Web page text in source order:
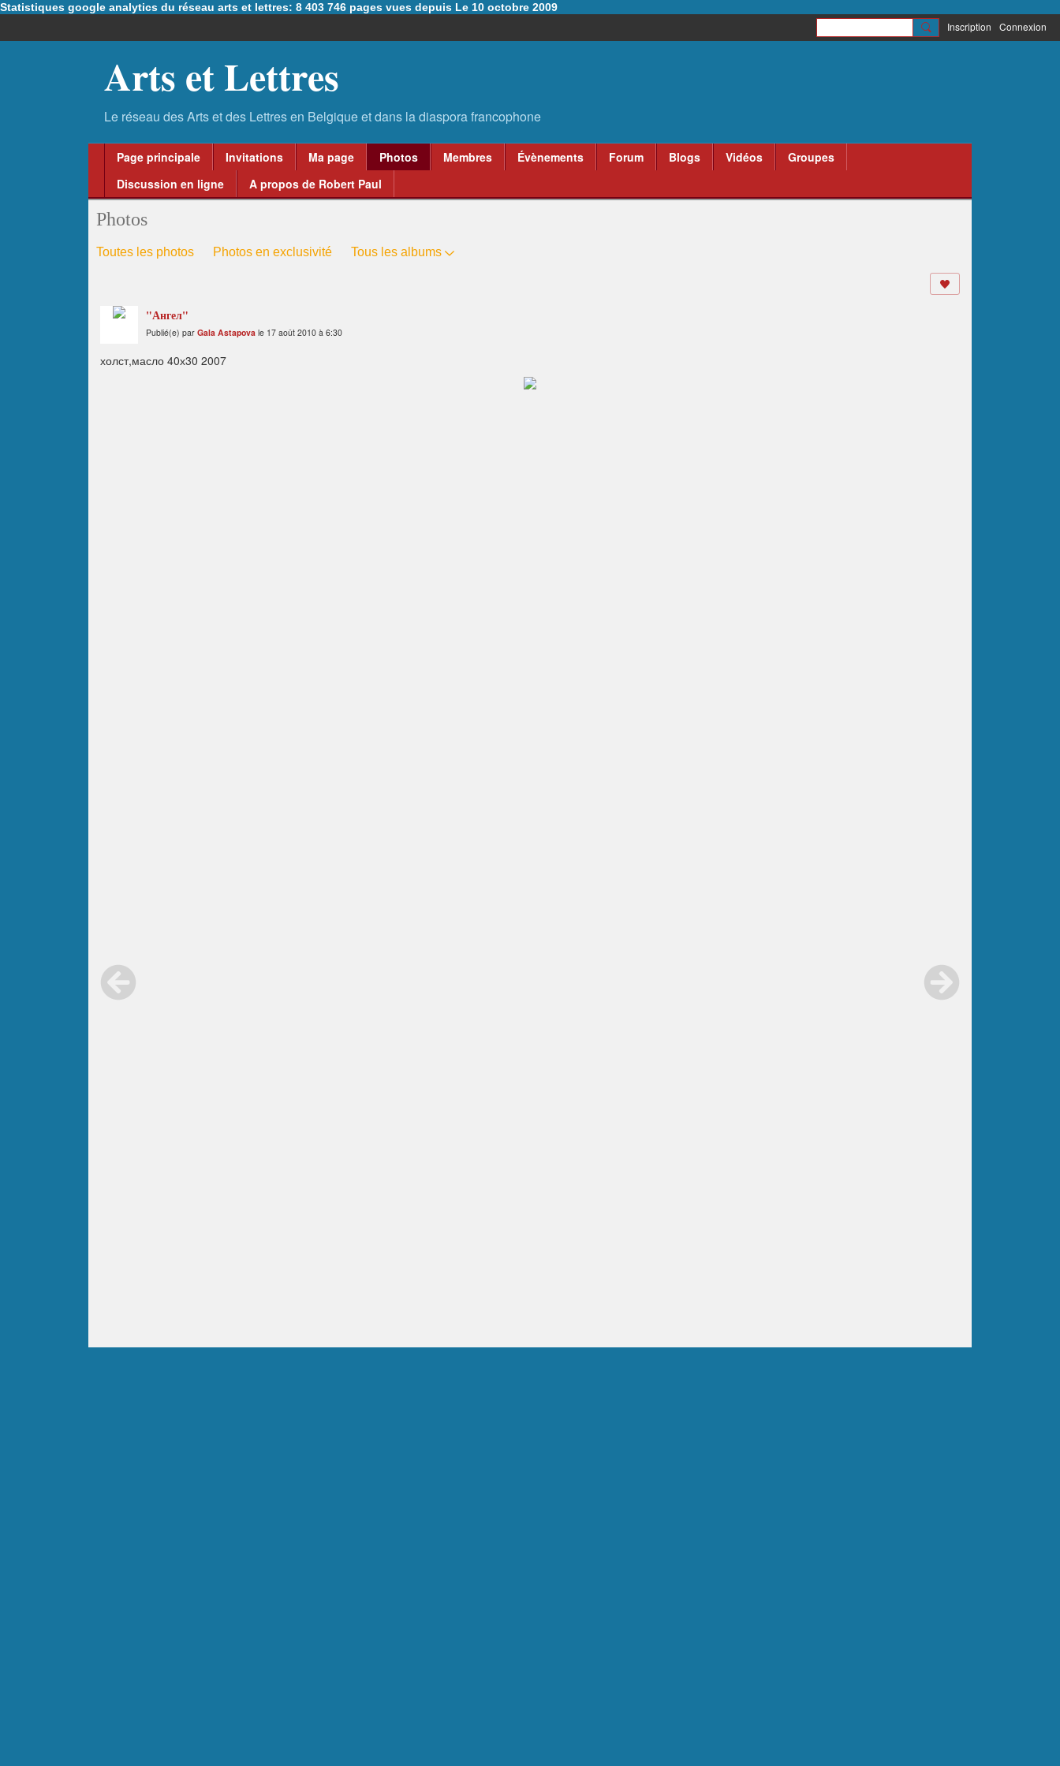
Statistiques google analytics du réseau arts et lettres: 8 403 746 pages vues depuis Le 10 octobre 2009
Inscription Connexion
Arts et Lettres
Page principale Invitations Ma page Photos Membres Évènements Forum Blogs Vidéos
Groupes
Discussion en ligne
A propos de Robert Paul
Photos
Toutes les photos Photos en exclusivité Tous les albums
"Ангел"
Publié(e) par Gala Astapova le 17 août 2010 à 6:30
холст,масло 40х30 2007